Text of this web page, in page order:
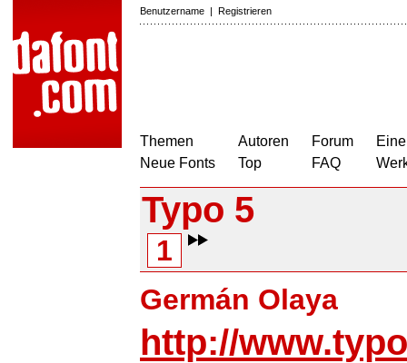
Benutzername | Registrieren
Themen
Neue Fonts
Autoren
Top
Forum
FAQ
Typo 5
1
Germán Olaya
http://